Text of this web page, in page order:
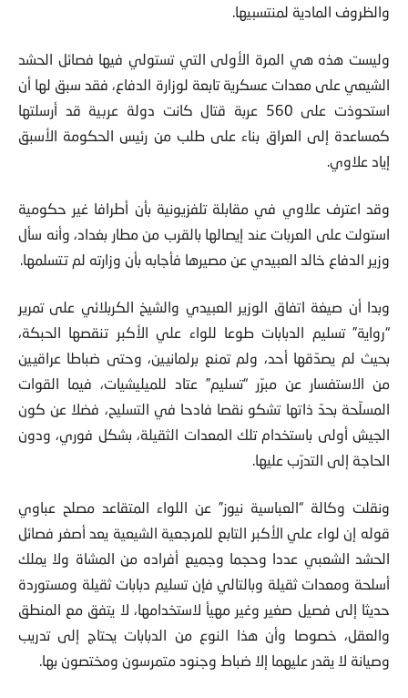
والظروف المادية لمنتسبيها.
وليست هذه هي المرة الأولى التي تستولي فيها فصائل الحشد
الشيعي على معدات عسكرية تابعة لوزارة الدفاع، فقد سبق لها أن
استحوذت على 560 عربة قتال كانت دولة عربية قد أرسلتها
كمساعدة إلى العراق بناء على طلب من رئيس الحكومة الأسبق
إياد علاوي.
وقد اعترف علاوي في مقابلة تلفزيونية بأن أطرافا غير حكومية
استولت على العربات عند إيصالها بالقرب من مطار بغداد، وأنه سأل
وزير الدفاع خالد العبيدي عن مصيرها فأجابه بأن وزارته لم تتسلمها.
وبدا أن صيغة اتفاق الوزير العبيدي والشيخ الكربلائي على تمرير
“رواية” تسليم الدبابات طوعا للواء علي الأكبر تنقصها الحبكة،
بحيث لم يصدّقها أحد، ولم تمنع برلمانيين، وحتى ضباطا عراقيين
من الاستفسار عن مبرّر “تسليم” عتاد للميليشيات، فيما القوات
المسلّحة بحدّ ذاتها تشكو نقصا فادحا في التسليح، فضلا عن كون
الجيش أولى باستخدام تلك المعدات الثقيلة، بشكل فوري، ودون
الحاجة إلى التدرّب عليها.
ونقلت وكالة “العباسية نيوز” عن اللواء المتقاعد مصلح عباوي
قوله إن لواء علي الأكبر التابع للمرجعية الشيعية يعد أصغر فصائل
الحشد الشعبي عددا وحجما وجميع أفراده من المشاة ولا يملك
أسلحة ومعدات ثقيلة وبالتالي فإن تسليم دبابات ثقيلة ومستوردة
حديثا إلى فصيل صغير وغير مهيأ لاستخدامها، لا يتفق مع المنطق
والعقل، خصوصا وأن هذا النوع من الدبابات يحتاج إلى تدريب
وصيانة لا يقدر عليهما إلا ضباط وجنود متمرسون ومختصون بها.